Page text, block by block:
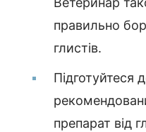
правильно
глистів.
Підготуйтеся
препарат від